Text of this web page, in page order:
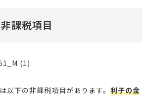
課税項目
以下の非課税項目があります。 利子の金